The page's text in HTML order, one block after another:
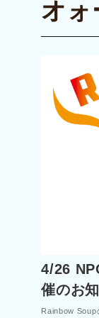
オォ
4/26
催のお
Rainbow